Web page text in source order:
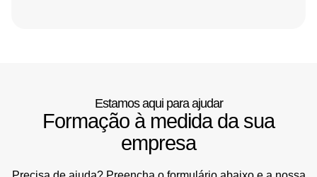
Estamos aqui para ajudar
Formação à medida da sua
empresa